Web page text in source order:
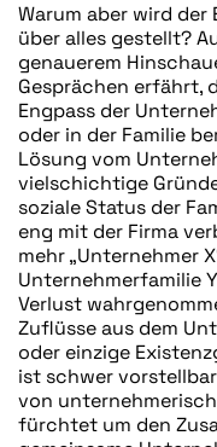
Warum aber wird
über alles gestellt?
genauerem
Gesprächen erfährt,
Engpass der
oder in der Familie
Lösung vom
vielschichtige
soziale Status der
eng mit der Firma
mehr „Unternehmer
Unternehmerfamilie
Verlust
Zuflüsse aus dem
oder einzige
ist schwer
von
fürchtet um den